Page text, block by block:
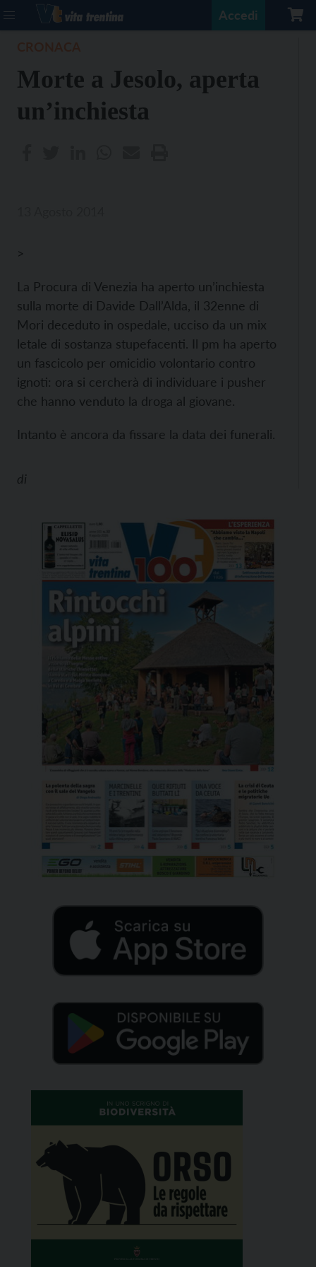
Accedi
Morte a Jesolo, aperta
un’inchiesta
>
La Procura di Venezia ha aperto un’inchiesta
sulla morte di Davide Dall’Alda, il 32enne di
Mori deceduto in ospedale, ucciso da un mix
letale di sostanza stupefacenti. Il pm ha aperto
un fascicolo per omicidio volontario contro
ignoti: ora si cercherà di individuare i pusher
che hanno venduto la droga al giovane.
Intanto è ancora da fissare la data dei funerali.
di